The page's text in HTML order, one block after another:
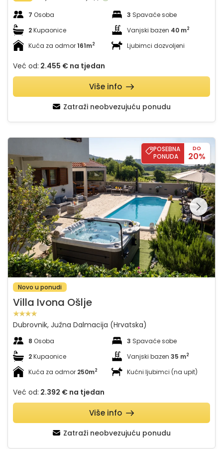
7 Osoba 3 Spavaće sobe
2Kupaonice Vanjski bazen 40 m2
Kuća za odmor161m2 Ljubimci dozvoljeni
Već od: 2.455 € na tjedan
Zatraži neobvezujuću ponudu
Više info
POSEBNA
PONUDA
DO
20%
Pregledajte cijelu
galeriju na
Novo u ponudi
Villa Ivona Ošlje
Dubrovnik, Južna Dalmacija (Hrvatska)
8 Osoba 3 Spavaće sobe
2Kupaonice Vanjski bazen 35 m2
Kuća za odmor 250m2 Kućni ljubimci (na upit)
Već od: 2.392 € na tjedan
Zatraži neobvezujuću ponudu
Više info